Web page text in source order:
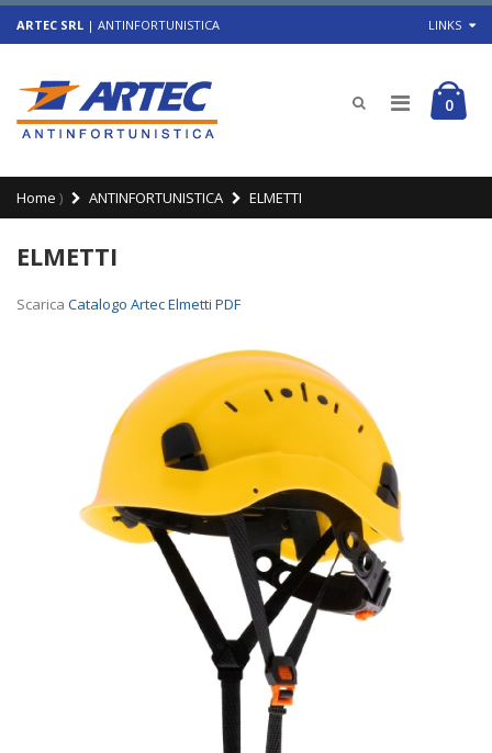
ARTEC SRL | ANTINFORTUNISTICA LINKS
0
Home ) ANTINFORTUNISTICA ELMETTI
ELMETTI
Scarica Catalogo Artec Elmetti PDF